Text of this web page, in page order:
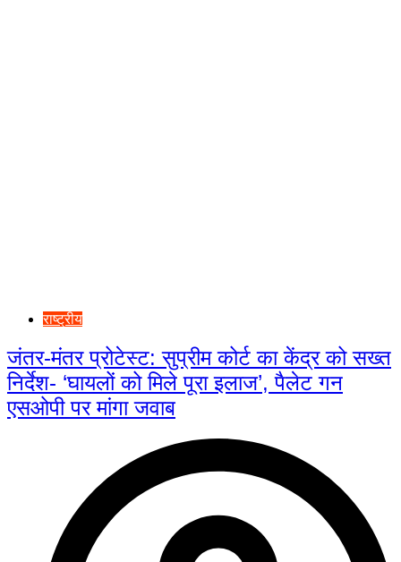
राष्ट्रीय
जंतर-मंतर प्रोटेस्ट: सुप्रीम कोर्ट का केंद्र को सख्त
निर्देश- ‘घायलों को मिले पूरा इलाज’, पैलेट गन
एसओपी पर मांगा जवाब